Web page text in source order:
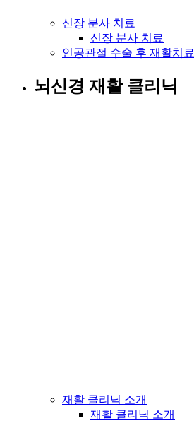
신장 분사 치료
신장 분사 치료
인공관절 수술 후 재활치료
뇌신경 재활 클리닉
재활 클리닉 소개
재활 클리닉 소개